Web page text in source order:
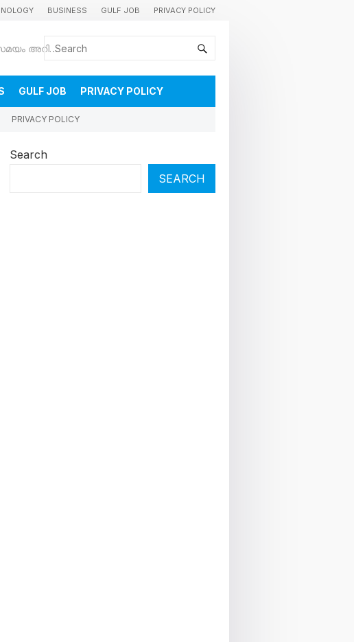
BUSINESS GULF JOB PRIVACY POLICY
കുവൈറ്റിലെ വാർത്തകളും വിശേഷങ്ങളും തൽസമയം അറിയാൻ
GULF JOB PRIVACY POLICY
PRIVACY POLICY
Search
SEARCH